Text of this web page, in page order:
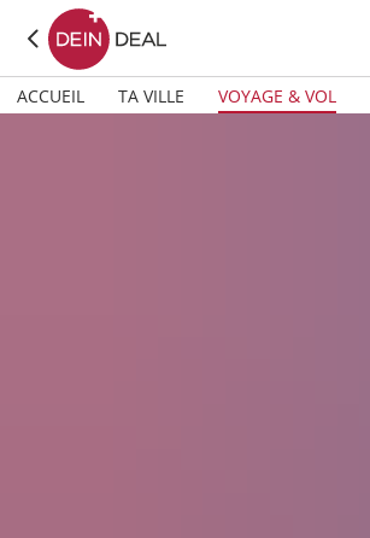
ACCUEIL TA VILLE VOYAGE & VOL